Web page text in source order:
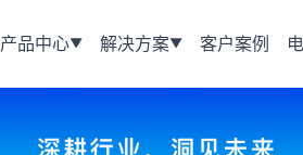
产品中心▼ 解决方案▼ 客户案例